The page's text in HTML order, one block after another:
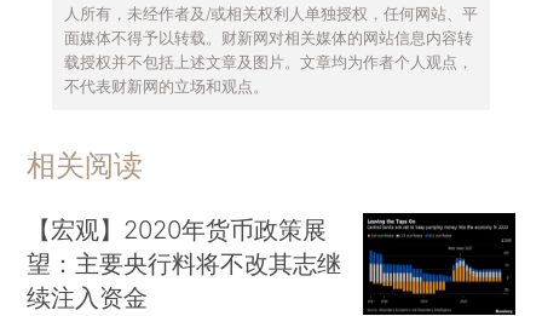
人所有，未经作者及/或相关权利人单独授权，任何网站、平
面媒体不得予以转载。财新网对相关媒体的网站信息内容转
载授权并不包括上述文章及图片。文章均为作者个人观点，
不代表财新网的立场和观点。
相关阅读
【宏观】2020年货币政策展
望：主要央行料将不改其志继
续注入资金